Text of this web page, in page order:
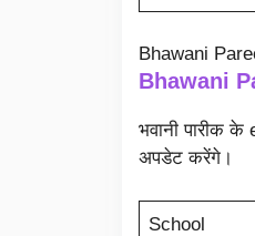
Bhawani
Bhawani
भवानी पारीक
अपडेट करेंगे।
School